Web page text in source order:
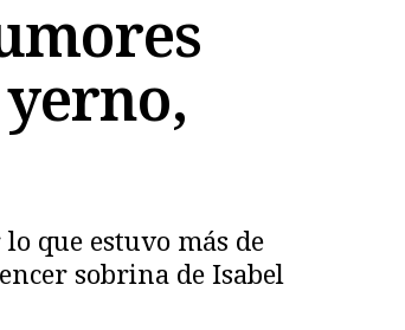
que estuvo más de
sobrina de Isabel